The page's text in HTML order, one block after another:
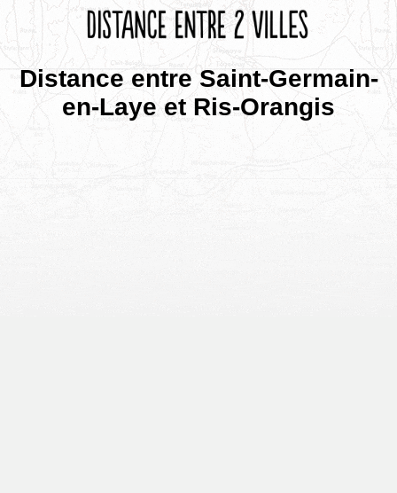
Distance entre Saint-Germain-
en-Laye et Ris-Orangis